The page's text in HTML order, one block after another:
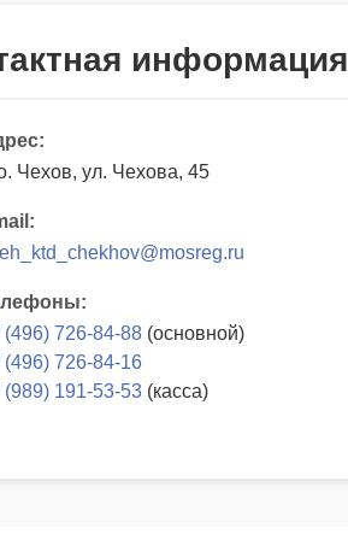
информация
Чехов, ул. Чехова, 45
(496) 726-84-88 (основной)
(496) 726-84-16
(989) 191-53-53 (касса)